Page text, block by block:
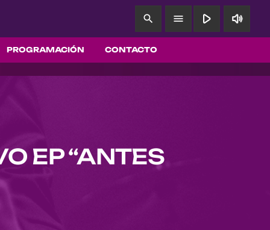
PROGRAMACIÓN CONTACTO
search menu play_arrow volume_up
EP “ANTES